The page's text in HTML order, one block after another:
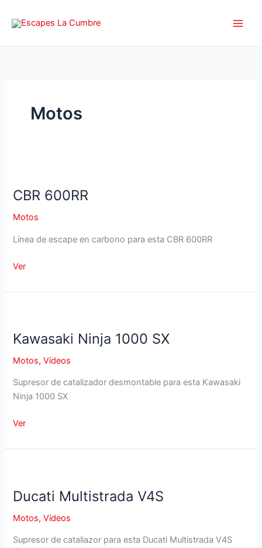
Motos
CBR 600RR
Motos
Línea de escape en carbono para esta CBR 600RR
CBR
Ver
Kawasaki Ninja 1000 SX
Motos,Vídeos
Supresor de catalizador desmontable para esta Kawasaki
Ninja 1000 SX
Kawasaki
1000
Ver
Ducati Multistrada V4S
Motos,Vídeos
Supresor de cataliazor para esta Ducati Multistrada V4S